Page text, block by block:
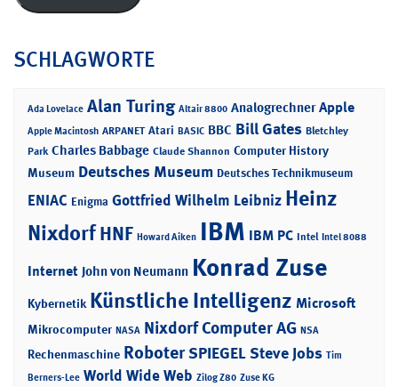
SCHLAGWORTE
Ada Lovelace Alan Turing Altair 8800 Analogrechner Apple
Apple Macintosh ARPANET Atari BASIC BBC Bill Gates Bletchley
Park Charles Babbage Claude Shannon Computer History
Museum Deutsches Museum Deutsches Technikmuseum
ENIAC Enigma Gottfried Wilhelm Leibniz Heinz
NixdorfHNF Howard Aiken IBM IBM PC Intel Intel 8088
Internet John von Neumann Konrad Zuse
Kybernetik Künstliche Intelligenz Microsoft
Mikrocomputer NASA Nixdorf Computer AG NSA
Rechenmaschine RoboterSPIEGELSteve Jobs Tim
Berners-Lee World Wide Web Zilog Z80 Zuse KG